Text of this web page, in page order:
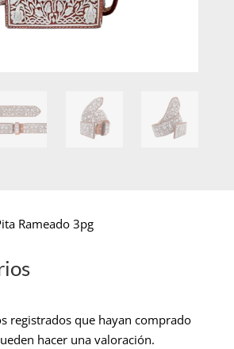
Rameado 3pg
registrados que hayan comprado
hacer una valoración.